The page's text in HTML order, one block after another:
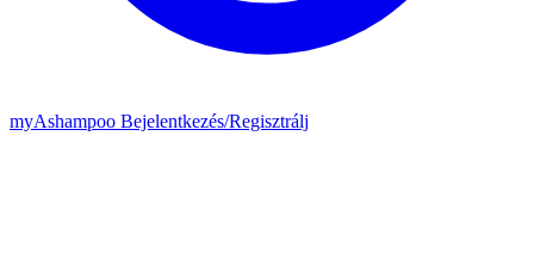
myAshampoo Bejelentkezés/Regisztrálj